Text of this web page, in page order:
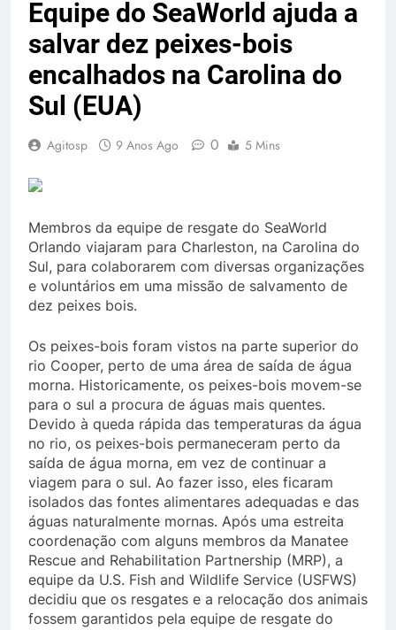
Equipe do SeaWorld ajuda a
salvar dez peixes-bois
encalhados na Carolina do
Sul (EUA)
Agitosp 9 Anos Ago 0 5 Mins
Membros da equipe de resgate do SeaWorld
Orlando viajaram para Charleston, na Carolina do
Sul, para colaborarem com diversas organizações
e voluntários em uma missão de salvamento de
dez peixes bois.
Os peixes-bois foram vistos na parte superior do
rio Cooper, perto de uma área de saída de água
morna. Historicamente, os peixes-bois movem-se
para o sul a procura de águas mais quentes.
Devido à queda rápida das temperaturas da água
no rio, os peixes-bois permaneceram perto da
saída de água morna, em vez de continuar a
viagem para o sul. Ao fazer isso, eles ficaram
isolados das fontes alimentares adequadas e das
águas naturalmente mornas. Após uma estreita
coordenação com alguns membros da Manatee
Rescue and Rehabilitation Partnership (MRP), a
equipe da U.S. Fish and Wildlife Service (USFWS)
decidiu que os resgates e a relocação dos animais
fossem garantidos pela equipe de resgate do